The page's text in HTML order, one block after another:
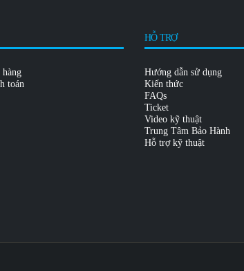
toán
HỖ TRỢ
Hướng dẫn sử dụng
Kiến thức
FAQs
Ticket
Video kỹ thuật
Trung Tâm Bảo Hành
Hỗ trợ kỹ thuật